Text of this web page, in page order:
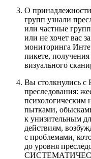
О
групп узнали
или частные
или не хочет вас
мониторинга
пикете,
визуального
Вы
преследования:
психологическим
пытками,
к унизительным
действиям,
с проблемами,
до уровня